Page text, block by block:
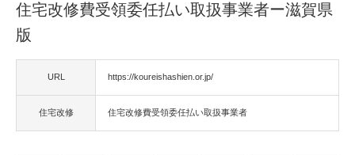
住宅改修費受領委任払い取扱事業者ー滋賀県
版
URL https://koureishashien.or.jp/
住宅改修 住宅改修費受領委任払い取扱事業者
住宅改修
相談